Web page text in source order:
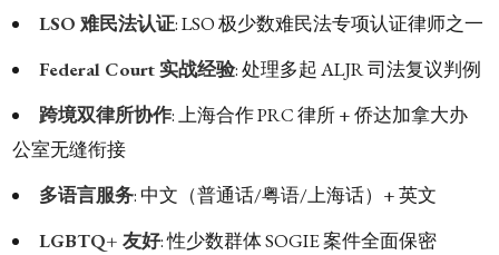
LSO 难民法认证: LSO 极少数难民法专项认证律师之一
Federal Court 实战经验: 处理多起 ALJR 司法复议判例
跨境双律所协作: 上海合作 PRC 律所 + 侨达加拿大办
公室无缝衔接
多语言服务: 中文（普通话/粤语/上海话）+ 英文
LGBTQ+ 友好: 性少数群体 SOGIE 案件全面保密